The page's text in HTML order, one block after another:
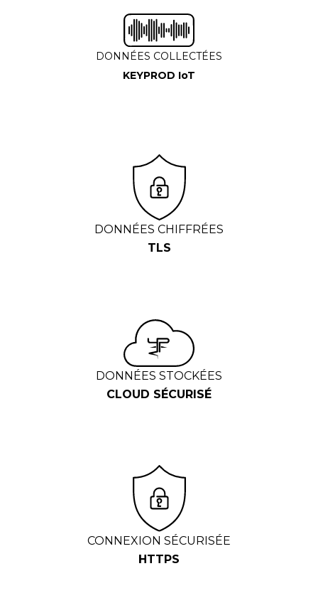
DONNÉES COLLECTÉES
KEYPROD IoT
DONNÉES CHIFFRÉES
TLS
DONNÉES STOCKÉES
CLOUD SÉCURISÉ
CONNEXION SÉCURISÉE
HTTPS